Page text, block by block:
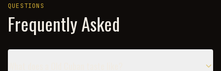
QUESTIONS
Frequently Asked